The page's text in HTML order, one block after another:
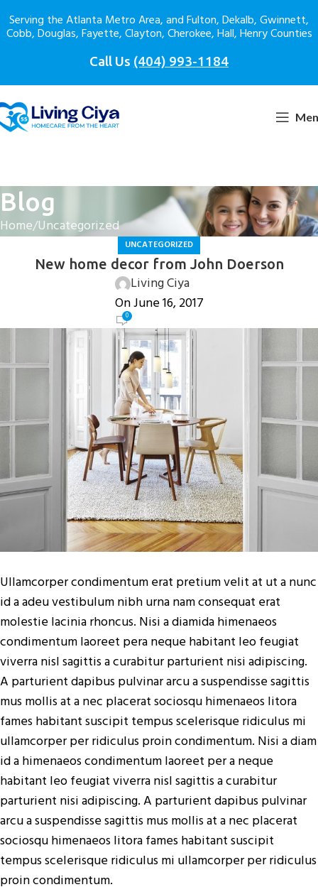
Serving the Atlanta Metro Area, and Fulton, Dekalb, Gwinnett,
Cobb, Douglas, Fayette, Clayton, Cherokee, Hall, Henry Counties
Call Us (404) 993-1184
Blog
Home Uncategorized
UNCATEGORIZED
New home decor from John Doerson
Living Ciya
On June 16, 2017
0
Ullamcorper condimentum erat pretium velit at ut a nunc
id a adeu vestibulum nibh urna nam consequat erat
molestie lacinia rhoncus. Nisi a diamida himenaeos
condimentum laoreet pera neque habitant leo feugiat
viverra nisl sagittis a curabitur parturient nisi adipiscing.
A parturient dapibus pulvinar arcu a suspendisse sagittis
mus mollis at a nec placerat sociosqu himenaeos litora
fames habitant suscipit tempus scelerisque ridiculus mi
ullamcorper per ridiculus proin condimentum. Nisi a diam
id a himenaeos condimentum laoreet per a neque
habitant leo feugiat viverra nisl sagittis a curabitur
parturient nisi adipiscing. A parturient dapibus pulvinar
arcu a suspendisse sagittis mus mollis at a nec placerat
sociosqu himenaeos litora fames habitant suscipit
tempus scelerisque ridiculus mi ullamcorper per ridiculus
proin condimentum.